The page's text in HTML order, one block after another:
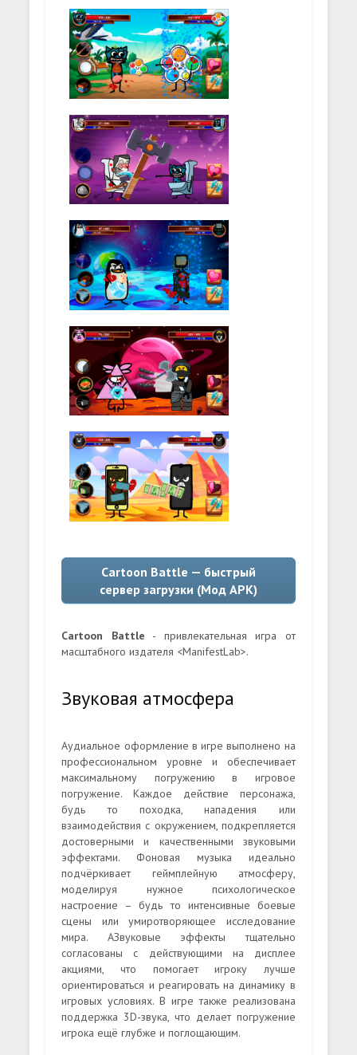
Cartoon Battle — быстрый
сервер загрузки (Мод APK)
Cartoon Battle - привлекательная игра от
масштабного издателя <ManifestLab>.
Звуковая атмосфера
Аудиальное оформление в игре выполнено на
профессиональном уровне и обеспечивает
максимальному погружению в игровое
погружение. Каждое действие персонажа,
будь то походка, нападения или
взаимодействия с окружением, подкрепляется
достоверными и качественными звуковыми
эффектами. Фоновая музыка идеально
подчёркивает геймплейную атмосферу,
моделируя нужное психологическое
настроение – будь то интенсивные боевые
сцены или умиротворяющее исследование
мира. АЗвуковые эффекты тщательно
согласованы с действующими на дисплее
акциями, что помогает игроку лучше
ориентироваться и реагировать на динамику в
игровых условиях. В игре также реализована
поддержка 3D-звука, что делает погружение
игрока ещё глубже и поглощающим.